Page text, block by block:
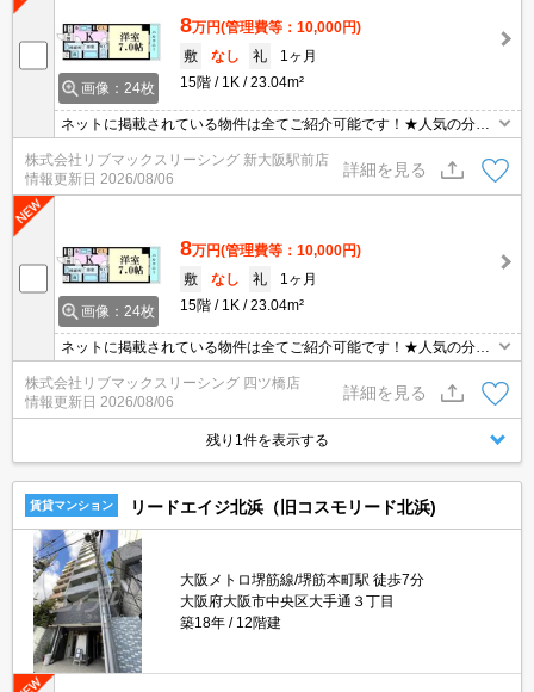
画像：24枚
8万円(管理費等：10,000円)
敷
なし 礼
1ヶ月
15階
1K 23.04m²
ネットに掲載されている物件は全てご紹介可能です！★人気の分譲
型マンション★初期費用クレジット決済可能★保証人不要★ペット
相談可能★3駅3沿線利用可能で主要エリアへのアクセス良好です★
株式会社リブマックスリーシング 新大阪駅前店
情報更新日 2026/08/06
詳細を見る
画像：24枚
8万円(管理費等：10,000円)
敷
なし 礼
1ヶ月
15階
1K 23.04m²
ネットに掲載されている物件は全てご紹介可能です！★人気の分譲
型マンション★初期費用クレジット決済可能★保証人不要★ペット
相談可能★3駅3沿線利用可能で主要エリアへのアクセス良好です★
株式会社リブマックスリーシング 四ツ橋店
情報更新日 2026/08/06
詳細を見る
残り1件を表示する
賃貸マンション リードエイジ北浜（旧コスモリード北浜)
大阪メトロ堺筋線/堺筋本町駅 徒歩7分
大阪府大阪市中央区大手通３丁目
築18年
12階建